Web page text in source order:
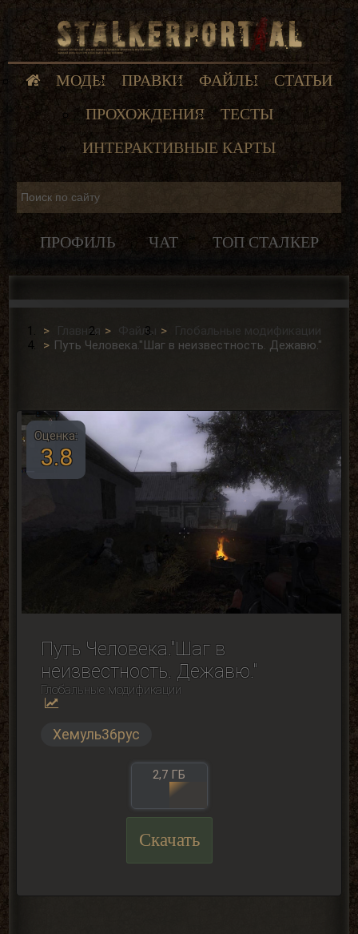
МОДЫ ПРАВКИ ФАЙЛЫ
СТАТЬИ
ПРОХОЖДЕНИЯ
ТЕСТЫ
ИНТЕРАКТИВНЫЕ КАРТЫ
ПРОФИЛЬ ЧАТ ТОП СТАЛКЕР
Главная Файлы
Глобальные модификации
Путь Человека."Шаг в неизвестность. Дежавю."
Оценка:
3.8
Путь Человека."Шаг в
неизвестность. Дежавю."
Глобальные модификации
Хемуль36рус
2,7 ГБ
Скачать